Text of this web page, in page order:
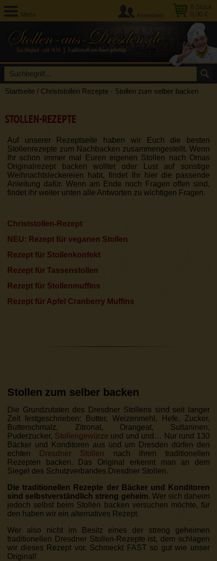
Menü
0 Stück
0,00 €
Anmelden
Startseite / Christstollen Rezepte - Stollen zum selber backen
STOLLEN-REZEPTE
Auf unserer Rezeptseite haben wir Euch die besten
Stollenrezepte zum Nachbacken zusammengestellt. Wenn
Ihr schon immer mal Euren eigenen Stollen nach Omas
Originalrezept backen wolltet oder Lust auf sonstige
Weihnachtsleckereien habt, findet Ihr hier die passende
Anleitung dafür. Wenn am Ende noch Fragen offen sind,
findet ihr weiter unten alle Antworten zu wichtigen Fragen.
Christstollen-Rezept
NEU: Rezept für veganen Stollen
Rezept für Stollenkonfekt
Rezept für Tassenstollen
Rezept für Stollenmuffins
Rezept für Apfel Cranberry Muffins
Stollen zum selber backen
Die Grundzutaten des Dresdner Stollens sind seit langer
Zeit festgeschrieben: Butter, Weizenmehl, Hefe, Zucker,
Butterschmalz, Zitronat, Orangeat, Sultaninen,
Puderzucker, Stollengewürze und und und… Nur rund 130
Bäcker und Konditoren aus und um Dresden dürfen den
echten
Dresdner Stollen nach ihren traditionellen
Rezepten backen. Das Original erkennt man an dem
Siegel des Schutzverbandes Dresdner Stollen.
Die traditionellen Rezepte der Bäcker und Konditoren
sind selbstverständlich streng geheim. Wer sich daheim
jedoch selbst beim Stollen backen versuchen möchte, für
den haben wir ein alternatives Rezept.
Wer also nicht im Besitz eines der streng geheimen
traditionellen Dresdner Stollen-Rezepte ist, dem schlagen
wir dieses Rezept vor. Schmeckt FAST so gut wie unser
Original!